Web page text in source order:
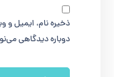
ذخیره نام، ایمیل و
دوباره دیدگاهی